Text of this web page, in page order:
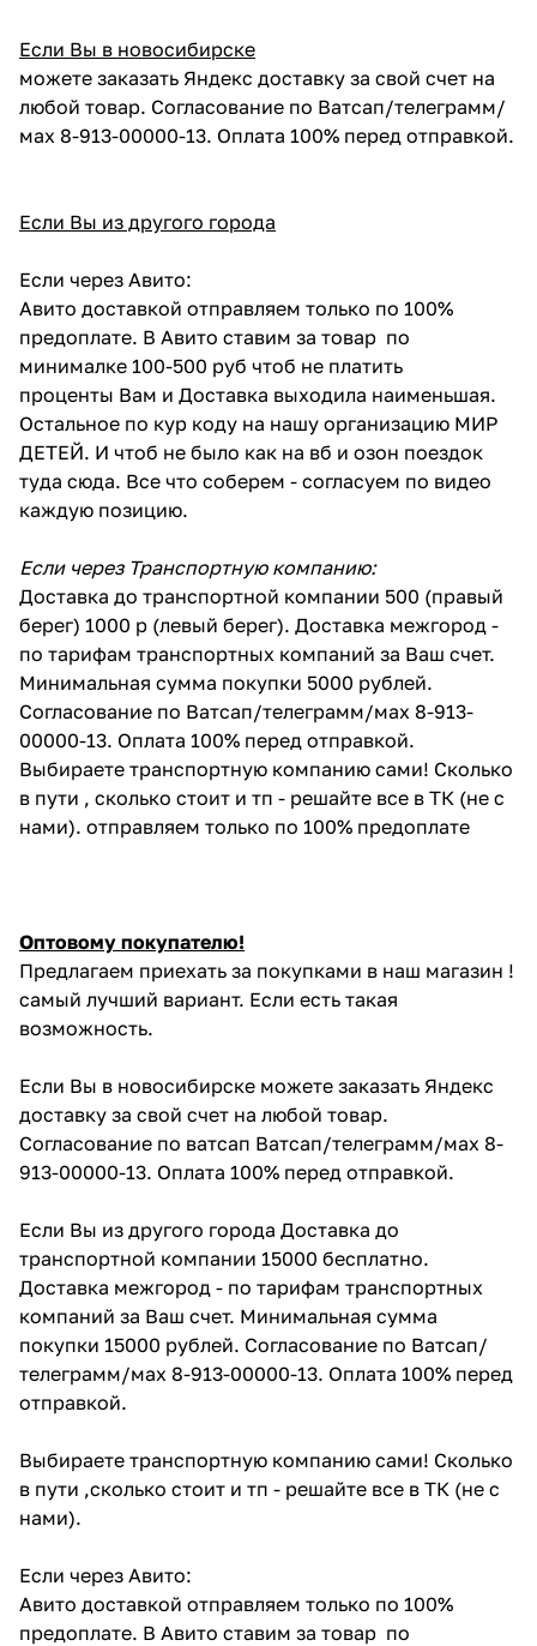
Если Вы в новосибирске
можете заказать Яндекс доставку за свой счет на
любой товар. Согласование по Ватсап/телеграмм/
мах 8-913-00000-13. Оплата 100% перед отправкой.
Если Вы из другого города
Если через Авито:
Авито доставкой отправляем только по 100%
предоплате. В Авито ставим за товар по
минималке 100-500 руб чтоб не платить
проценты Вам и Доставка выходила наименьшая.
Остальное по кур коду на нашу организацию МИР
ДЕТЕЙ. И чтоб не было как на вб и озон поездок
туда сюда. Все что соберем - согласуем по видео
каждую позицию.
Если через Транспортную компанию:
Доставка до транспортной компании 500 (правый
берег) 1000 р (левый берег). Доставка межгород -
по тарифам транспортных компаний за Ваш счет.
Минимальная сумма покупки 5000 рублей.
Согласование по Ватсап/телеграмм/мах 8-913-
00000-13. Оплата 100% перед отправкой.
Выбираете транспортную компанию сами! Сколько
в пути , сколько стоит и тп - решайте все в ТК (не с
нами). отправляем только по 100% предоплате
Оптовому покупателю!
Предлагаем приехать за покупками в наш магазин !
самый лучший вариант. Если есть такая
возможность.
Если Вы в новосибирске можете заказать Яндекс
доставку за свой счет на любой товар.
Согласование по ватсап Ватсап/телеграмм/мах 8-
913-00000-13. Оплата 100% перед отправкой.
Если Вы из другого города Доставка до
транспортной компании 15000 бесплатно.
Доставка межгород - по тарифам транспортных
компаний за Ваш счет. Минимальная сумма
покупки 15000 рублей. Согласование по Ватсап/
телеграмм/мах 8-913-00000-13. Оплата 100% перед
отправкой.
Выбираете транспортную компанию сами! Сколько
в пути ,сколько стоит и тп - решайте все в ТК (не с
нами).
Если через Авито:
Авито доставкой отправляем только по 100%
предоплате. В Авито ставим за товар по